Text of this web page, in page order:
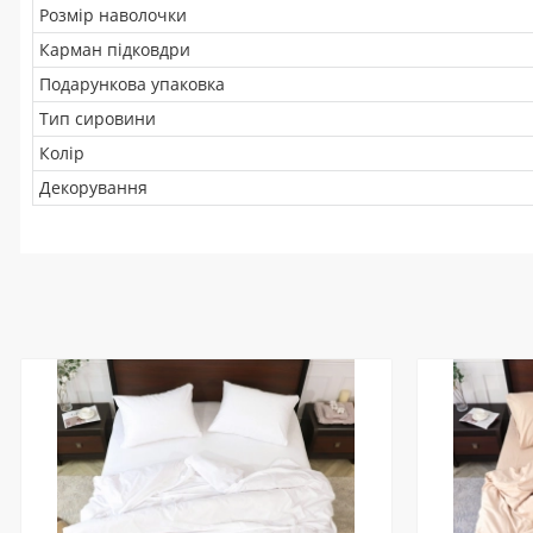
Розмір наволочки
Карман підковдри
Подарункова упаковка
Тип сировини
Колір
Декорування